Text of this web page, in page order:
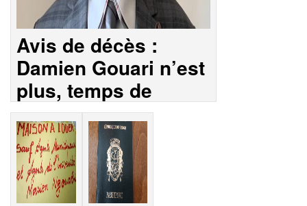
Avis de décès :
Damien Gouari n’est
plus, temps de
louanges ce samedi
8 août 2026